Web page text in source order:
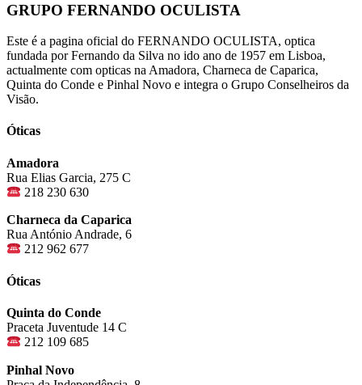
GRUPO FERNANDO OCULISTA
Este é a pagina oficial do FERNANDO OCULISTA, optica
fundada por Fernando da Silva no ido ano de 1957 em Lisboa,
actualmente com opticas na Amadora, Charneca de Caparica,
Quinta do Conde e Pinhal Novo e integra o Grupo Conselheiros da
Visão.
Óticas
Amadora
Rua Elias Garcia, 275 C
218 230 630
Charneca da Caparica
Rua António Andrade, 6
212 962 677
Óticas
Quinta do Conde
Praceta Juventude 14 C
212 109 685
Pinhal Novo